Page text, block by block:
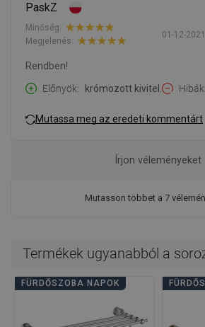
PaskZ
01-12-2021
Minőség:
Megjelenés:
Rendben!
Előnyök
krómozott kivitel. Hibák
Mutassa meg az eredeti kommentárt
Mutasson többet a 7
Írjon véleményeket
Termékek ugyanabból a
FÜRDŐSZOBA NAPOK